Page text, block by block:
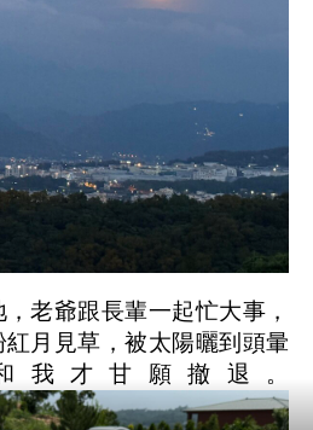
老爺跟長輩一起忙大事，
月見草，被太陽曬到頭暈
我才甘願撤退。